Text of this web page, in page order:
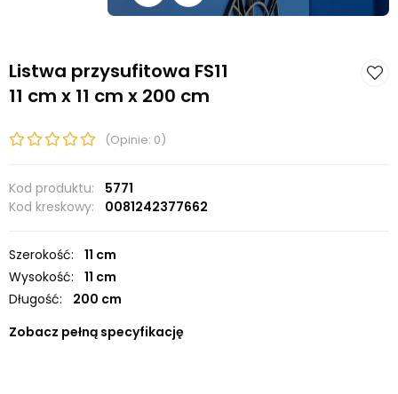
Listwa przysufitowa FS11
11 cm x 11 cm x 200 cm
(Opinie: 0)
Kod produktu:
5771
Kod kreskowy:
0081242377662
Szerokość:
11 cm
Wysokość:
11 cm
Długość:
200 cm
Zobacz pełną specyfikację